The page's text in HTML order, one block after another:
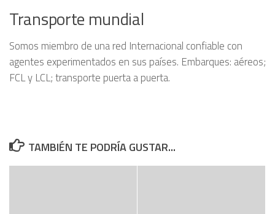
Transporte mundial
Somos miembro de una red Internacional confiable con
agentes experimentados en sus países. Embarques: aéreos;
FCL y LCL; transporte puerta a puerta.
TAMBIÉN TE PODRÍA GUSTAR...